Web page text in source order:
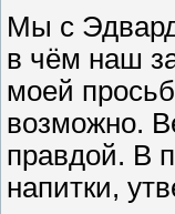
Мы с
в чём наш
моей
возможно.
правдой. В
напитки,